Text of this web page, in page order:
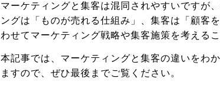
マーケティングと集客は混同されやすいですが
ングは「ものが売れる仕組み」、集客は「顧客
わせてマーケティング戦略や集客施策を考える
本記事では、マーケティングと集客の違いをわ
ますので、ぜひ最後までご覧ください。